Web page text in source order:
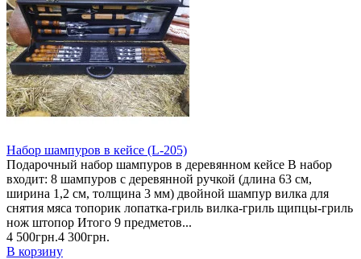
Набор шампуров в кейсе (L-205)
Подарочный набор шампуров в деревянном кейсе В набор
входит: 8 шампуров с деревянной ручкой (длина 63 см,
ширина 1,2 см, толщина 3 мм) двойной шампур вилка для
снятия мяса топорик лопатка-гриль вилка-гриль щипцы-гриль
нож штопор Итого 9 предметов...
4 500грн.4 300грн.
В корзину